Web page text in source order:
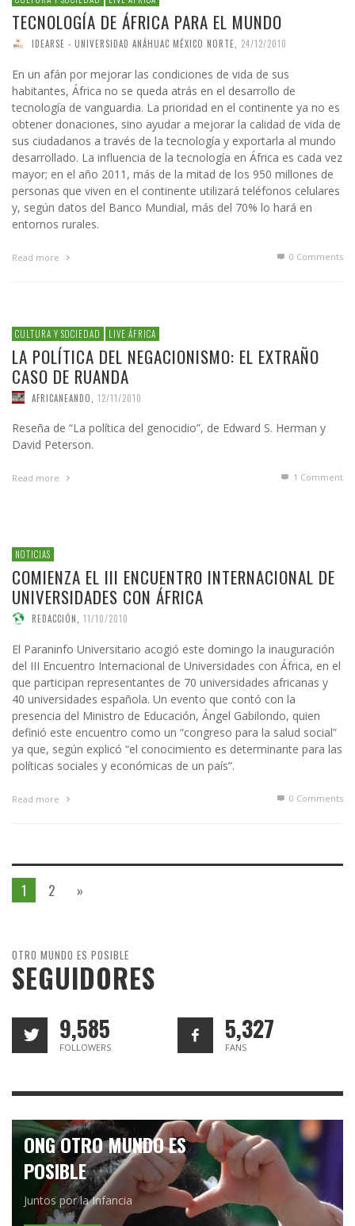
TECNOLOGÍA DE ÁFRICA PARA EL MUNDO
IDEARSE - UNIVERSIDAD ANÁHUAC MÉXICO NORTE 24/12/2010
En un afán por mejorar las condiciones de vida de sus
habitantes, África no se queda atrás en el desarrollo de
tecnología de vanguardia. La prioridad en el continente ya no es
obtener donaciones, sino ayudar a mejorar la calidad de vida de
sus ciudadanos a través de la tecnología y exportarla al mundo
desarrollado. La influencia de la tecnología en África es cada vez
mayor; en el año 2011, más de la mitad de los 950 millones de
personas que viven en el continente utilizará teléfonos celulares
y, según datos del Banco Mundial, más del 70% lo hará en
entornos rurales.
Read more 0 Comments
CULTURA Y SOCIEDAD LIVE ÁFRICA
LA POLÍTICA DEL NEGACIONISMO: EL EXTRAÑO
CASO DE RUANDA
AFRICANEANDO 12/11/2010
Reseña de “La política del genocidio”, de Edward S. Herman y
David Peterson.
Read more 1 Comment
NOTICIAS
COMIENZA EL III ENCUENTRO INTERNACIONAL DE
UNIVERSIDADES CON ÁFRICA
REDACCIÓN 11/10/2010
El Paraninfo Universitario acogió este domingo la inauguración
del III Encuentro Internacional de Universidades con África, en el
que participan representantes de 70 universidades africanas y
40 universidades española. Un evento que contó con la
presencia del Ministro de Educación, Ángel Gabilondo, quien
definió este encuentro como un “congreso para la salud social”
ya que, según explicó “el conocimiento es determinante para las
políticas sociales y económicas de un país”.
Read more 0 Comments
1 2 »
OTRO MUNDO ES POSIBLE
SEGUIDORES
9,585
FOLLOWERS
5,327
FANS
ONG OTRO MUNDO ES
POSIBLE
Juntos por la Infancia